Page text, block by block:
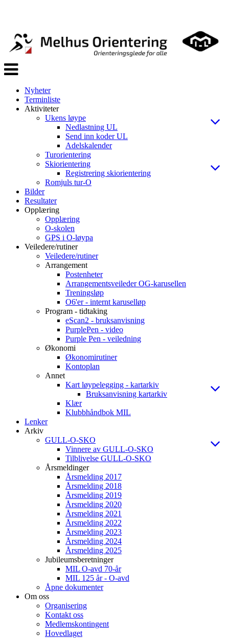
Veksle
navigasjon
Nyheter
Terminliste
Aktiviteter
Ukens løype
Nedlastning UL
Send inn koder UL
Adelskalender
Turorientering
Skiorientering
Registrering skiorientering
Romjuls tur-O
Bilder
Resultater
Opplæring
Opplæring
O-skolen
GPS i O-løypa
Veiledere/rutiner
Veiledere/rutiner
Arrangement
Postenheter
Arrangementsveileder OG-karusellen
Treningsløp
O6'er - internt karuselløp
Program - tidtaking
eScan2 - bruksanvisning
PurplePen - video
Purple Pen - veiledning
Økonomi
Økonomirutiner
Kontoplan
Annet
Kart løypelegging - kartarkiv
Bruksanvisning kartarkiv
Klær
Klubbhåndbok MIL
Lenker
Arkiv
GULL-O-SKO
Vinnere av GULL-O-SKO
Tilblivelse GULL-O-SKO
Årsmeldinger
Årsmelding 2017
Årsmelding 2018
Årsmelding 2019
Årsmelding 2020
Årsmelding 2021
Årsmelding 2022
Årsmelding 2023
Årsmelding 2024
Årsmelding 2025
Jubileumsberetninger
MIL O-avd 70-år
MIL 125 år - O-avd
Åpne dokumenter
Om oss
Organisering
Kontakt oss
Medlemskontingent
Hovedlaget